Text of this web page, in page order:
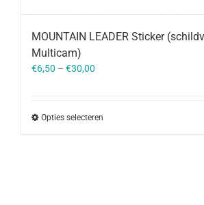
MOUNTAIN LEADER Sticker
Multicam)
€6,50 – €30,00
Opties selecteren